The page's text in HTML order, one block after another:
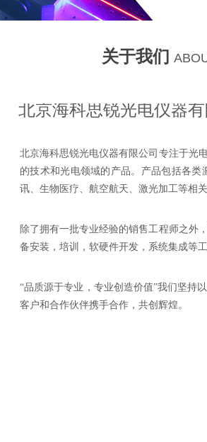
关于我们
北京海科思锐光电仪器有
北京海科思锐光电仪器有限公司专注于光
的技术和光电领域的产品。产品包括各
讯、生物医疗、航空航天、激光加工等相关
除了拥有一批专业经验的销售工程师之外
备安装，培训，软硬件开发，系统集成等
“品质源于专业，专业创造价值”我们坚持
客户和合作伙伴携手合作，共创辉煌。